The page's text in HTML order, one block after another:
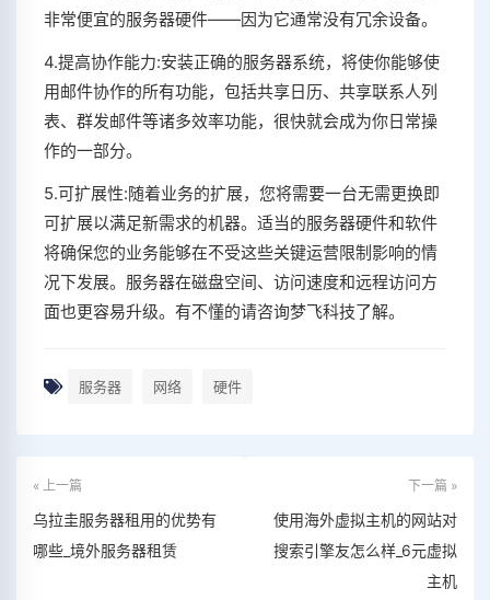
非常便宜的服务器硬件——因为它通常没有冗余设备。
4.提高协作能力:安装正确的服务器系统，将使你能够使
用邮件协作的所有功能，包括共享日历、共享联系人列
表、群发邮件等诸多效率功能，很快就会成为你日常操
作的一部分。
5.可扩展性:随着业务的扩展，您将需要一台无需更换即
可扩展以满足新需求的机器。适当的服务器硬件和软件
将确保您的业务能够在不受这些关键运营限制影响的情
况下发展。服务器在磁盘空间、访问速度和远程访问方
面也更容易升级。有不懂的请咨询梦飞科技了解。
服务器 网络 硬件
« 上一篇
乌拉圭服务器租用的优势有
哪些_境外服务器租赁
下一篇 »
使用海外虚拟主机的网站对
搜索引擎友怎么样_6元虚拟
主机